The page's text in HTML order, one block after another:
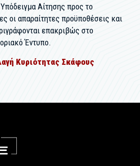
Αίτησης προς το
οι απαραίτητες προϋποθέσεις και
επακριβώς στο
Έντυπο.
Κυριότητας Σκάφους